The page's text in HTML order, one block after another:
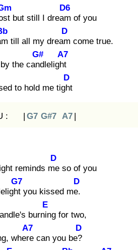
but still I dream
D6
of you
till all my dream
D
come true.
the cand
G#
lelight
A7
to hold me tight
D
: | G7 G#7 A7 |
reminds me
D
so of you
G7
you kissed me.
D
burnin
E
g for two,
where
A7
can you be?
D